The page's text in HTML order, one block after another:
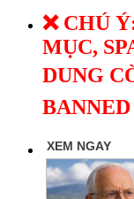
❌ CHÚ
MỤC,
DUNG